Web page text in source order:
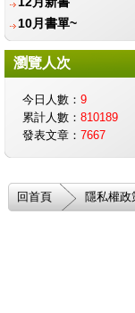
智邦公益館
社團法人台灣生命教
會
遲緩兒早期療育協會
童關懷協會
台北市學習障礙者家
會
會
台灣創價學會
10月書單~
瀏覽人次
今日人數： 9
累計人數： 810189
發表文章： 7667
回首頁 隱私權政